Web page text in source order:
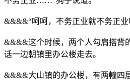
&&&&“呵呵，不务正业就不务正
&&&&这个时候，两个人勾肩搭背
话一边朝镇里办公楼走去。
&&&&大山镇的办公楼，有两幢四